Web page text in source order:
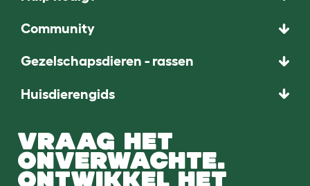
Community
Gezelschapsdieren - rassen
Huisdierengids
VRAAG HET
ONVERWACHTE.
ONTWIKKEL HET